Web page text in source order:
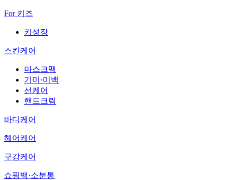
For 키즈
키성장
스킨케어
마스크팩
기미·미백
선케어
핸드크림
바디케어
헤어케어
구강케어
쇼핑백·소분통